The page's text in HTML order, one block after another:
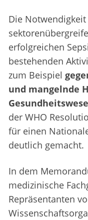
Die
erfolgreichen
bestehenden
zum Beispiel
und mangelnde
der WHO
für einen
deutlich gemacht.
In dem
medizinische
Repräsentanten